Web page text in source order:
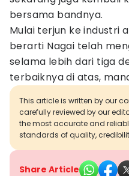
bersama bandnya.
Mulai terjun ke industri
berarti Nagai telah
selama lebih dari tiga
terbaiknya di atas,
This article is written by our
carefully reviewed by our
the most accurate and
standards of quality,
Share Article